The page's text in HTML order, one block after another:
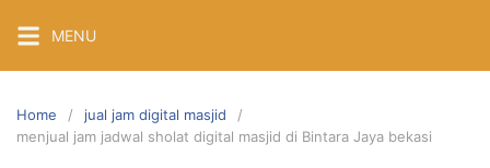
content
MENU
Home
jual jam digital masjid
menjual jam jadwal sholat digital masjid di Bintara Jaya bekasi